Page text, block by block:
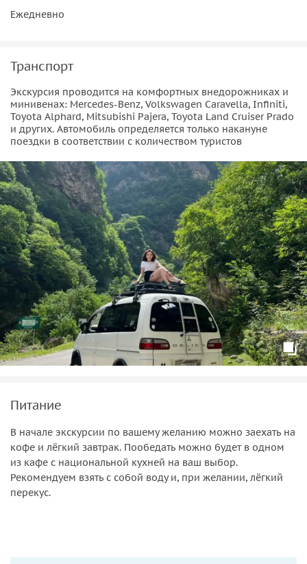
Ежедневно
Транспорт
Экскурсия проводится на комфортных внедорожниках и
минивенах: Mercedes-Benz, Volkswagen Caravella, Infiniti,
Toyota Alphard, Mitsubishi Pajera, Toyota Land Cruiser Prado
и других. Автомобиль определяется только накануне
поездки в соответствии с количеством туристов
Питание
В начале экскурсии по вашему желанию можно заехать на
кофе и лёгкий завтрак. Пообедать можно будет в одном
из кафе с национальной кухней на ваш выбор.
Рекомендуем взять с собой воду и, при желании, лёгкий
перекус.